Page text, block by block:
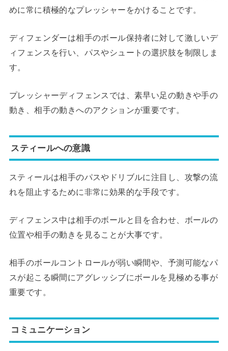
めに常に積極的なプレッシャーをかけることです。
ディフェンダーは相手のボール保持者に対して激しいデ
ィフェンスを行い、パスやシュートの選択肢を制限しま
す。
プレッシャーディフェンスでは、素早い足の動きや手の
動き、相手の動きへのアクションが重要です。
スティールへの意識
スティールは相手のパスやドリブルに注目し、攻撃の流
れを阻止するために非常に効果的な手段です。
ディフェンス中は相手のボールと目を合わせ、ボールの
位置や相手の動きを見ることが大事です。
相手のボールコントロールが弱い瞬間や、予測可能なパ
スが起こる瞬間にアグレッシブにボールを見極める事が
重要です。
コミュニケーション